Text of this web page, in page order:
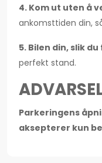
4. Kom ut uten å
ankomsttiden din,
5. Bilen din, slik
perfekt stand.
Parkeringens
aksepterer kun